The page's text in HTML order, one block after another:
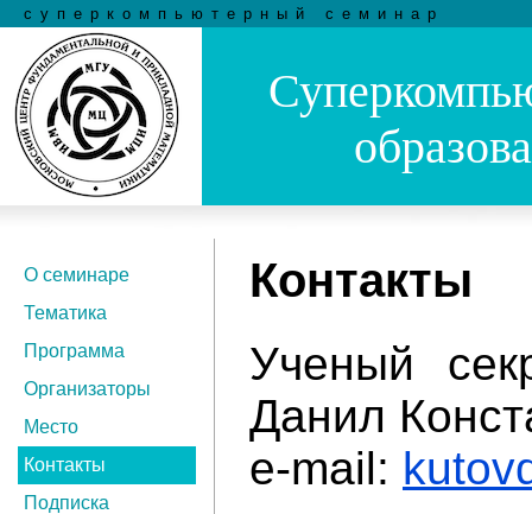
суперкомпьютерный семинар
О семинаре
Тематика
Программа
Организаторы
Место
Контакты
Подписка
Контакты
Ученый
Данил
e-mail: